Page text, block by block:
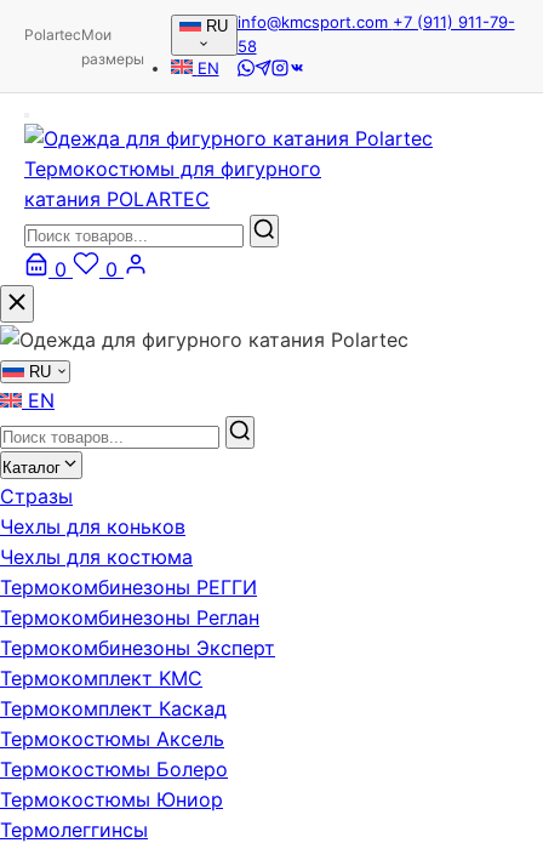
PolartecМои
размеры
RU
EN
info@kmcsport.com +7 (911) 911-79-
58
Термокостюмы для фигурного
катания POLARTEC
0 0
RU
EN
Каталог
Стразы
Чехлы для коньков
Чехлы для костюма
Термокомбинезоны РЕГГИ
Термокомбинезоны Реглан
Термокомбинезоны Эксперт
Термокомплект KMC
Термокомплект Каскад
Термокостюмы Аксель
Термокостюмы Болеро
Термокостюмы Юниор
Термолеггинсы